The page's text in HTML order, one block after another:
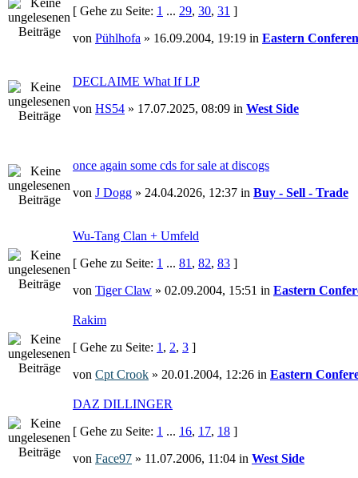
[ Gehe zu Seite: 1 ... 29, 30, 31 ]
von Pühlhofa » 16.09.2004, 19:19 in Eastern
DECLAIME What If LP
von HS54 » 17.07.2025, 08:09 in West Side
once again some cds for sale at discogs
von J Dogg » 24.04.2026, 12:37 in Buy - Sell - Trade
Wu-Tang Clan + Umfeld
[ Gehe zu Seite: 1 ... 81 , 82, 83 ]
von Tiger Claw » 02.09.2004, 15:51 in Eastern
Rakim
[ Gehe zu Seite: 1 , 2, 3 ]
von Cpt Crook » 20.01.2004, 12:26 in Eastern
DAZ DILLINGER
[ Gehe zu Seite: 1 ... 16, 17, 18 ]
von Face97 » 11.07.2006, 11:04 in West Side